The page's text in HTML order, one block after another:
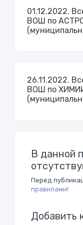
01.12.2022.
ВОШ по
26.11.2022.
ВОШ по
В данной
Перед
правилами!
Добавить